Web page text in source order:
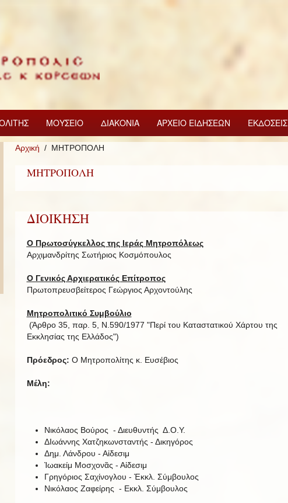
ΜΟΥΣΕΙΟ ΔΙΑΚΟΝΙΑ ΑΡΧΕΙΟ ΕΙΔΗΣΕΩΝ ΕΚΔΟΣΕΙΣ
Αρχική ΜΗΤΡΟΠΟΛΗ
ΜΗΤΡΟΠΟΛΗ
ΔΙΟΙΚΗΣΗ
Ο Πρωτοσύγκελλος της Ιεράς Μητροπόλεως
Αρχιμανδρίτης Σωτήριος Κοσμόπουλος
Ο Γενικός Αρχιερατικός Επίτροπος
Πρωτοπρευσβείτερος Γεώργιος Αρχοντούλης
Μητροπολιτικό Συμβούλιο
(Άρθρο 35, παρ. 5, Ν.590/1977 "Περί του Καταστατικού Χάρτου της
Εκκλησίας της Ελλάδος")
Πρόεδρος: Ο Μητροπολίτης κ. Ευσέβιος
Μέλη:
Νικόλαος Βούρος - Διευθυντής Δ.Ο.Υ.
ΔΙωάννης Χατζηκωνσταντής - Δικηγόρος
Δημ. Λάνδρου - Αἰδεσιμ
Ἰωακείμ Μοσχονᾶς - Αἰδεσιμ
Γρηγόριος Σαχίνογλου - Ἐκκλ. Σύμβουλος
Νικόλαος Ζαφείρης - Εκκλ. Σύμβουλος